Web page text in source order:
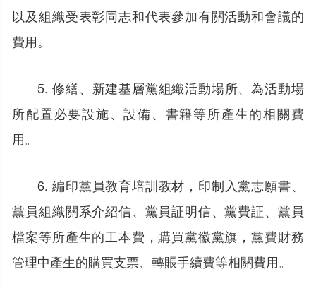
以及組織受表彰同志和代表參加有關活動和會議的
費用。
5. 修繕、新建基層黨組織活動場所、為活動場
所配置必要設施、設備、書籍等所產生的相關費
用。
6. 編印黨員教育培訓教材，印制入黨志願書、
黨員組織關系介紹信、黨員証明信、黨費証、黨員
檔案等所產生的工本費，購買黨徽黨旗，黨費財務
管理中產生的購買支票、轉賬手續費等相關費用。